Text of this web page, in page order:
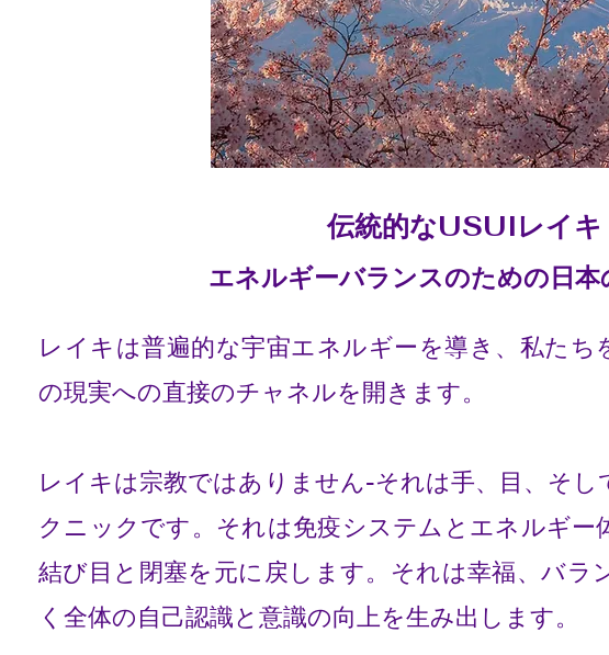
伝統的なUSUIレイキ
エネルギーバランスのための日本
レイキは普遍的な宇宙エネルギーを導き、私たち
の現実への直接のチャネルを開きます。
レイキは宗教ではありません-それは手、目、そ
クニックです。それは免疫システムとエネルギー
結び目と閉塞を元に戻します。それは幸福、バラ
く全体の自己認識と意識の向上を生み出します。